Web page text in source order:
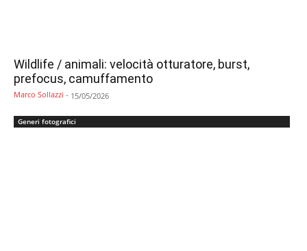
Wildlife / animali: velocità otturatore, burst,
prefocus, camuffamento
Marco Sollazzi - 15/05/2026
Generi fotografici